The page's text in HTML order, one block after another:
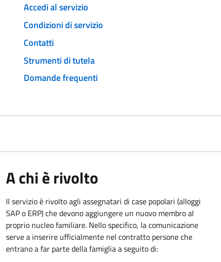
Accedi al servizio
Condizioni di servizio
Contatti
Strumenti di tutela
Domande frequenti
A chi è rivolto
Il servizio è rivolto agli assegnatari di case popolari (alloggi
SAP o ERP) che devono aggiungere un nuovo membro al
proprio nucleo familiare. Nello specifico, la comunicazione
serve a inserire ufficialmente nel contratto persone che
entrano a far parte della famiglia a seguito di: